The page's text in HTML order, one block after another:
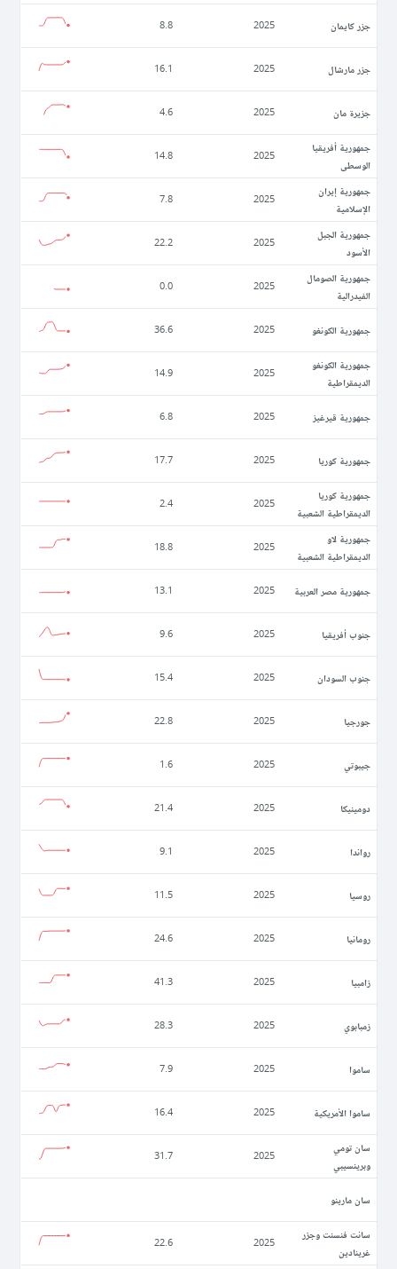
جزر كايمان 2025
8.8
جزر مارشال 2025
16.1
جزيرة مان 2025
4.6
جمهورية أفريقيا
الوسطى
2025
14.8
جمهورية إيران
الإسلامية
2025
7.8
جمهورية الجبل
الأسود
2025
22.2
جمهورية الصومال
الفيدرالية
2025
0.0
جمهورية الكونغو 2025
36.6
جمهورية الكونغو
الديمقراطية
2025
14.9
جمهورية قيرغيز 2025
6.8
جمهورية كوريا 2025
17.7
جمهورية كوريا
الديمقراطية الشعبية
2025
2.4
جمهورية لاو
الديمقراطية الشعبية
2025
18.8
جمهورية مصر العربية 2025
13.1
جنوب أفريقيا 2025
9.6
جنوب السودان 2025
15.4
جورجيا 2025
22.8
جيبوتي 2025
1.6
دومينيكا 2025
21.4
رواندا 2025
9.1
روسيا 2025
11.5
رومانيا 2025
24.6
زامبيا 2025
41.3
زمبابوي 2025
28.3
ساموا 2025
7.9
ساموا الأمريكية 2025
16.4
سان تومي
وبرينسيبي
2025
31.7
سان مارينو
سانت فنسنت وجزر
غرينادين
2025
22.6